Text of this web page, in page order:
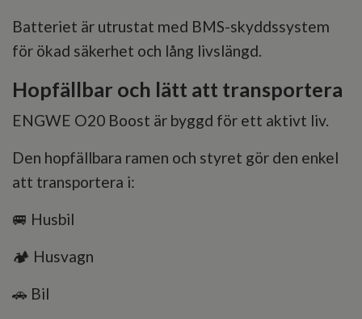
Batteriet är utrustat med BMS-skyddssystem
för ökad säkerhet och lång livslängd.
Hopfällbar och lätt att transportera
ENGWE O20 Boost är byggd för ett aktivt liv.
Den hopfällbara ramen och styret gör den enkel
att transportera i:
🚐 Husbil
🏕️ Husvagn
🚗 Bil